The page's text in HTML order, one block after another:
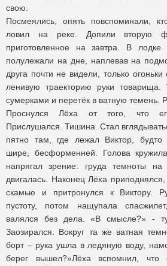
свою.
Посмеялись, опять повспоминали,
ловил на реке. Допили вторую
приготовленное на завтра. В
полулежали на дне, наплевав на
друга почти не видели, только огоньки
ленивую траекторию руки
сумерками и перетёк в ватную темень.
Проснулся Лёха от того, что
Прислушался. Тишина. Стал
пятно там, где лежал Виктор, будто
шире, бесформенней. Голова
напрягал зрение: груда темноты
двигалась. Наконец Лёха
скамью и притронулся к Виктору.
пустоту, потом нащупала
валялся без дела. «В смысле?» -
Заозирался. Вокруг та же ватная
борт – рука ушла в ледяную воду,
берег вышел?»Лёха вспомнил,